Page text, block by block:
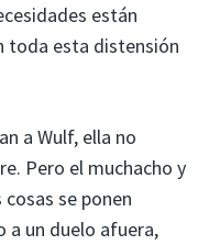
están
toda esta distensión
a Wulf, ella no
Pero el muchacho y
se ponen
a un duelo afuera,